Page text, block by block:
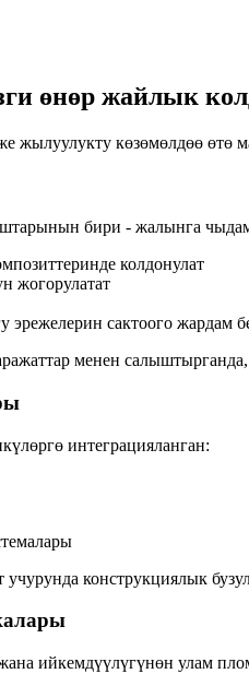
өнөр жайлык
жылуулукту көзөмөлдөө өтө
бири - жалынга
колдонулат
жогорулатат
эрежелерин сактоого жардам
менен
интеграцияланган:
конструкциялык
ийкемдүүлүгүнөн улам